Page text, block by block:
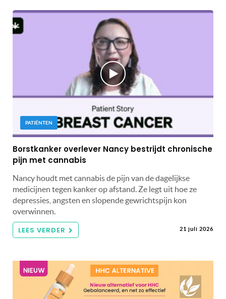
PATIËNTEN
Borstkanker overlever Nancy bestrijdt chronische
pijn met cannabis
Nancy houdt met cannabis de pijn van de dagelijkse
medicijnen tegen kanker op afstand. Ze legt uit hoe ze
depressies, angsten en slopende gewrichtspijn kon
overwinnen.
LEES VERDER 21 juli 2026